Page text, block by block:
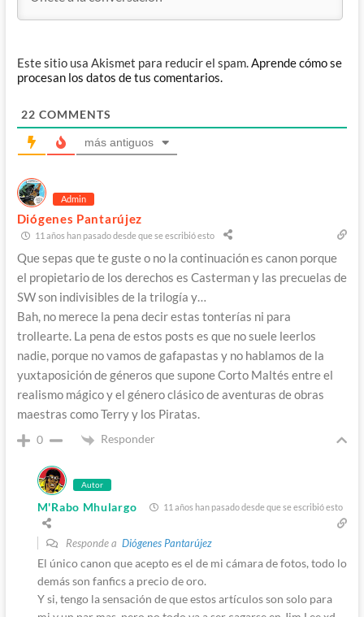
Este sitio usa Akismet para reducir el spam.Aprende cómo se
procesan los datos de tus comentarios.
22 COMMENTS
más antiguos
Admin
Diógenes Pantarújez
11 años han pasado desde que se escribió esto
Que sepas que te guste o no la continuación es canon porque
el propietario de los derechos es Casterman y las precuelas de
SW son indivisibles de la trilogía y…
Bah, no merece la pena decir estas tonterías ni para
trollearte. La pena de estos posts es que no suele leerlos
nadie, porque no vamos de gafapastas y no hablamos de la
yuxtaposición de géneros que supone Corto Maltés entre el
realismo mágico y el género clásico de aventuras de obras
maestras como Terry y los Piratas.
0 Responder
Autor
M'Rabo Mhulargo 11 años han pasado desde que se escribió esto
Responde a Diógenes Pantarújez
El único canon que acepto es el de mi cámara de fotos, todo lo
demás son fanfics a precio de oro.
Y si, tengo la sensación de que estos artículos son solo para